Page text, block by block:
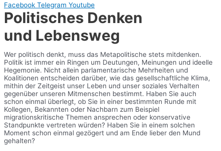
Facebook Telegram Youtube
Politisches Denken
und Lebensweg
Wer politisch denkt, muss das Metapolitische stets mitdenken.
Politik ist immer ein Ringen um Deutungen, Meinungen und ideelle
Hegemonie. Nicht allein parlamentarische Mehrheiten und
Koalitionen entscheiden darüber, wie das gesellschaftliche Klima,
mithin der Zeitgeist unser Leben und unser soziales Verhalten
gegenüber unseren Mitmenschen bestimmt. Haben Sie auch
schon einmal überlegt, ob Sie in einer bestimmten Runde mit
Kollegen, Bekannten oder Nachbarn zum Beispiel
migrationskritische Themen ansprechen oder konservative
Standpunkte vertreten würden? Haben Sie in einem solchen
Moment schon einmal gezögert und am Ende lieber den Mund
gehalten?